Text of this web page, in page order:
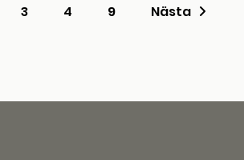
3 4 9 Nästa